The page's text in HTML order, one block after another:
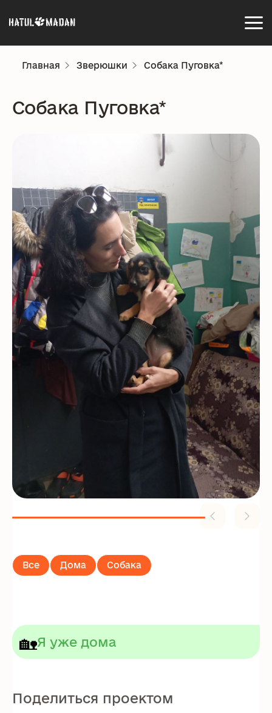
Главная Зверюшки Собака Пуговка*
Собака Пуговка*
Все Дома Собака
🏡Я уже дома
Поделиться проектом